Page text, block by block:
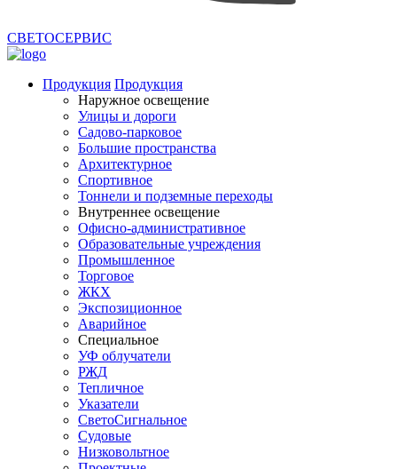
СВЕТОСЕРВИС
Продукция Продукция
Наружное освещение
Улицы и дороги
Садово-парковое
Большие пространства
Архитектурное
Спортивное
Тоннели и подземные переходы
Внутреннее освещение
Офисно-административное
Образовательные учреждения
Промышленное
Торговое
ЖКХ
Экспозиционное
Аварийное
Специальное
УФ облучатели
РЖД
Тепличное
Указатели
СветоСигнальное
Судовые
Низковольтное